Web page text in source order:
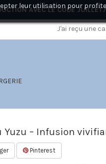
AVEC LE CODEJUILLET7
J'ai reçu une
leur utilisation pour
Yuzu – Infusion
Pinterest